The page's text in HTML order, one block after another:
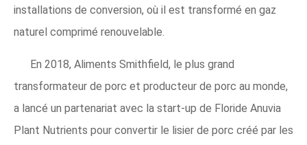
installations de conversion, où il est transformé en gaz
naturel comprimé renouvelable.
En 2018, Aliments Smithfield, le plus grand
transformateur de porc et producteur de porc au monde,
a lancé un partenariat avec la start-up de Floride Anuvia
Plant Nutrients pour convertir le lisier de porc créé par les